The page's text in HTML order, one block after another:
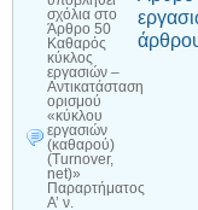
σχόλια στο
Άρθρο 50
Καθαρός
κύκλος
εργασιών –
Αντικατάσταση
ορισμού
«κύκλου
εργασιών
(καθαρού)
(Turnover,
net)»
Παραρτήματος
Α’ ν.